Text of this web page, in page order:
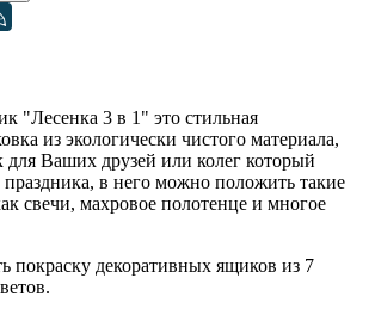
"Лесенка 3 в 1" это стильная
из экологически чистого материала,
Ваших друзей или колег который
праздника, в него можно положить такие
свечи, махровое полотенце и многое
покраску декоративных ящиков из 7